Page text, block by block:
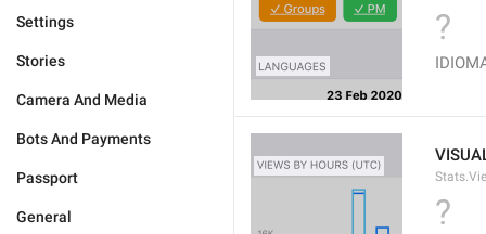
Settings
Stories
Camera And Media
Bots And Payments
Passport
General
?
?